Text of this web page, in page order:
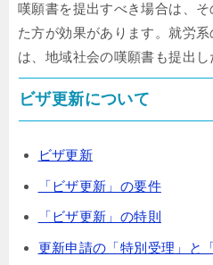
嘆願書を提出すべき場合は、
た方が効果があります。就労
は、地域社会の嘆願書も提出し
ビザ更新について
ビザ更新
「ビザ更新」の要件
「ビザ更新」の特則
更新申請の「特別受理」と